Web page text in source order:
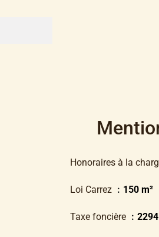
Honoraires à la
Loi Carrez 150 m²
Taxe foncière